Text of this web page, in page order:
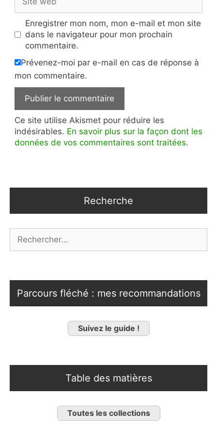
web
Enregistrer mon nom, mon e-mail et mon site
dans le navigateur pour mon prochain
commentaire.
Prévenez-moi par e-mail en cas de réponse à
mon commentaire.
Ce site utilise Akismet pour réduire les
indésirables. En savoir plus sur la façon dont les
données de vos commentaires sont traitées.
Recherche
Parcours fléché : mes recommandations
Suivez le guide !
Table des matières
Toutes les collections